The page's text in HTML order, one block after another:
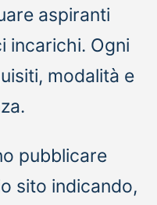
aspiranti
incarichi. Ogni
modalità e
pubblicare
sito indicando,